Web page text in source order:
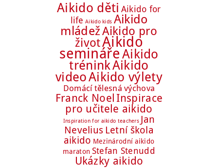
Aikido děti Aikido for
life Aikido kids Aikido
mládežAikido pro
životAikido
semináře Aikido
tréninkAikido
videoAikido výlety
Domácí tělesná výchova
Franck Noel Inspirace
pro učitele aikido
Inspiration for aikido teachers Jan
Nevelius Letní škola
aikido Mezinárodní aikido
maraton Stefan Stenudd
Ukázky aikido